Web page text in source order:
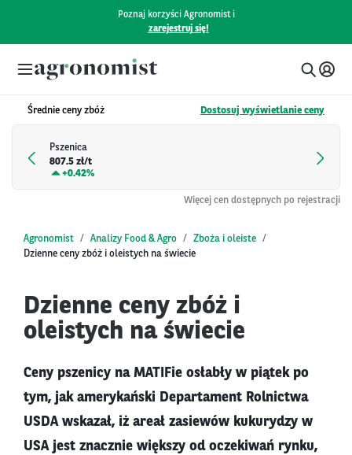
Poznaj korzyści Agronomist i
zarejestruj się!
Średnie ceny zbóż Dostosuj wyświetlanie ceny
Pszenica
807.5 zł/t
+0.42%
Więcej cen dostępnych po rejestracji
Agronomist Analizy Food & Agro
Zboża i oleiste
Dzienne ceny zbóż i oleistych na świecie
Dzienne ceny zbóż i
oleistych na świecie
Ceny pszenicy na MATIFie osłabły w piątek po
tym, jak amerykański Departament Rolnictwa
USDA wskazał, iż areał zasiewów kukurydzy w
USA jest znacznie większy od oczekiwań rynku,